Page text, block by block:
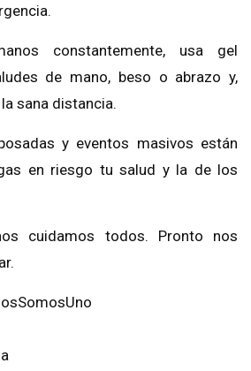
constantemente, usa gel
de mano, beso o abrazo y,
sana distancia.
y eventos masivos están
en riesgo tu salud y la de los
cuidamos todos. Pronto nos